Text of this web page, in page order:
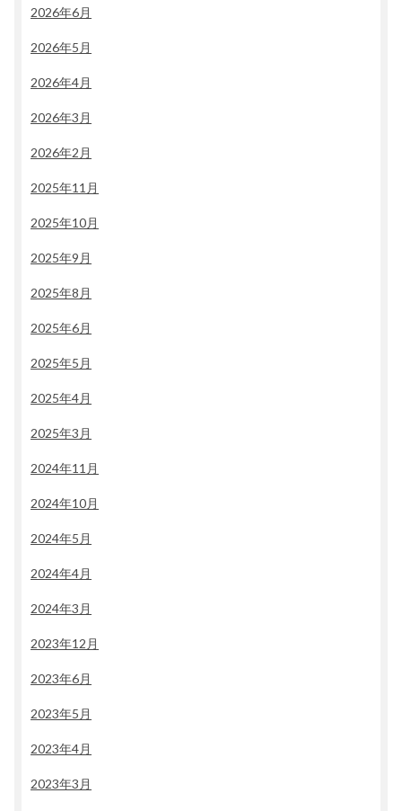
2026年6月
2026年5月
2026年4月
2026年3月
2026年2月
2025年11月
2025年10月
2025年9月
2025年8月
2025年6月
2025年5月
2025年4月
2025年3月
2024年11月
2024年10月
2024年5月
2024年4月
2024年3月
2023年12月
2023年6月
2023年5月
2023年4月
2023年3月